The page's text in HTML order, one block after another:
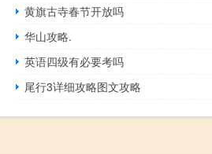
黄旗古寺春节开放吗
华山攻略.
英语四级有必要考吗
尾行3详细攻略图文攻略